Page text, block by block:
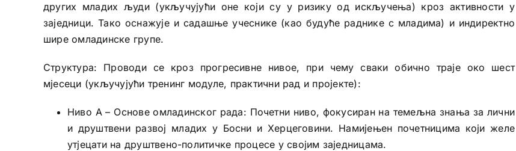
других младих људи (укључујући оне који су у ризику од искључења) кроз активности у
заједници. Тако оснажује и садашње учеснике (као будуће раднике с младима) и индиректно
шире омладинске групе.
Структура: Проводи се кроз прогресивне нивое, при чему сваки обично траје око шест
мјесеци (укључујући тренинг модуле, практични рад и пројекте):
Ниво А – Основе омладинског рада: Почетни ниво, фокусиран на темељна знања за лични
и друштвени развој младих у Босни и Херцеговини. Намијењен почетницима који желе
утјецати на друштвено-политичке процесе у својим заједницама.